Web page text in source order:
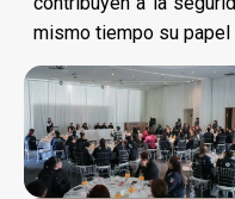
mismo tiempo su